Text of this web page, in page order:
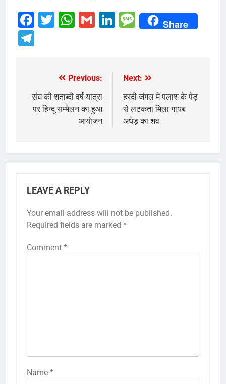
Facebook
Twitter
WhatsApp
GmailLinkedIn
Message
Share
navigation
Previous:
संघ की शताब्दी वर्ष यात्रा
पर हिन्दू सम्मेलन का हुआ
आयोजन
Next:
हरदी जंगल में पलाश के पेड़
से लटकता मिला गायब
अधेड़ का शव
LEAVE A REPLY
Your email address will not be published.
Required fields are marked *
Comment *
Name *